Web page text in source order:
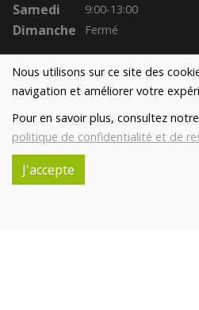
Nous utilisons sur ce site des
navigation et améliorer votre
Pour en savoir plus, consultez notre
politique de confidentialité et de
J'accepte
Samedi 9:00-13:00
Dimanche Fermé